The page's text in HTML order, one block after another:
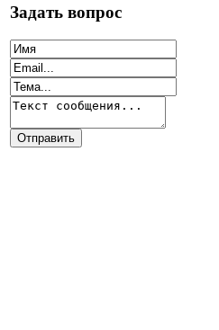
Задать вопрос